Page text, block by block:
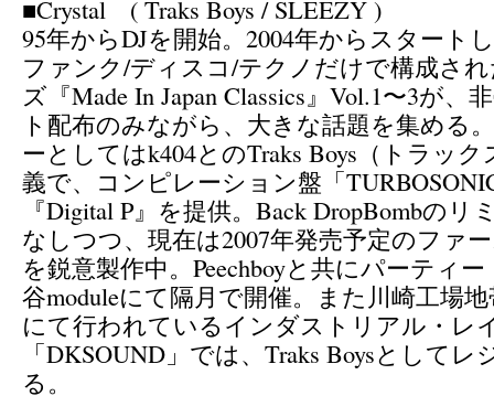
■Crystal ( Traks Boys / SLEEZY )
95年からDJを開始。2004年からスタート
ファンク/ディスコ/テクノだけで構成さ
ズ『Made In Japan Classics』Vol.1〜3が、
ト配布のみながら、大きな話題を集める
ーとしてはk404とのTraks Boys（トラッ
義で、コンピレーション盤「
『Digital P』を提供。Back DropBombの
なしつつ、現在は2007年発売予定のファ
を鋭意製作中。Peechboyと共にパーティ
谷moduleにて隔月で開催。また川崎工場
にて行われているインダストリアル・レ
「DKSOUND」では、Traks Boysとして
る。